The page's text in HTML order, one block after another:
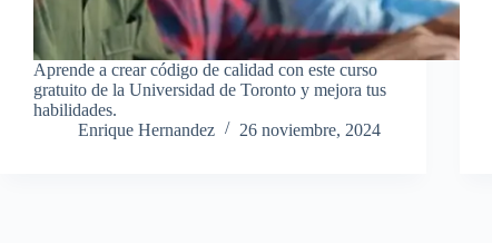
Aprende a crear código de calidad con este curso
gratuito de la Universidad de Toronto y mejora tus
habilidades.
Enrique Hernandez
26 noviembre, 2024